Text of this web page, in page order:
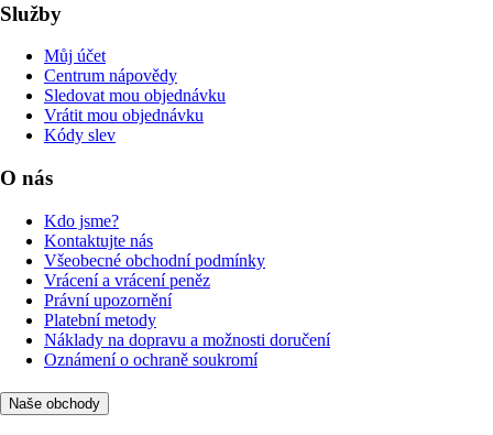
Služby
Můj účet
Centrum nápovědy
Sledovat mou objednávku
Vrátit mou objednávku
Kódy slev
O nás
Kdo jsme?
Kontaktujte nás
Všeobecné obchodní podmínky
Vrácení a vrácení peněz
Právní upozornění
Platební metody
Náklady na dopravu a možnosti doručení
Oznámení o ochraně soukromí
Naše obchody